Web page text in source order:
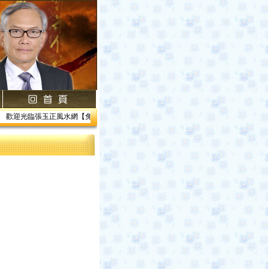
歡迎光臨張玉正風水網【免費網路線上教學】【風水館】1.居家風水2.企業風水